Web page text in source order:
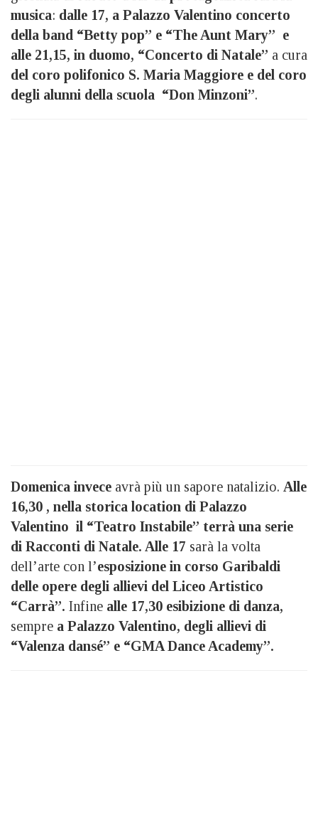
musica: dalle 17, a Palazzo Valentino concerto
della band “Betty pop” e “The Aunt Mary” e
alle 21,15, in duomo, “Concerto di Natale” a cura
del coro polifonico S. Maria Maggiore e del coro
degli alunni della scuola “Don Minzoni”.
Domenica invece avrà più un sapore natalizio. Alle
16,30 , nella storica location di Palazzo
Valentino il “Teatro Instabile” terrà una serie
di Racconti di Natale. Alle 17 sarà la volta
dell’arte con l’esposizione in corso Garibaldi
delle opere degli allievi del Liceo Artistico
“Carrà”. Infine alle 17,30 esibizione di danza,
sempre a Palazzo Valentino, degli allievi di
“Valenza dansé” e “GMA Dance Academy”.